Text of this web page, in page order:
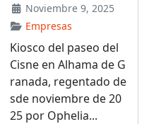
Noviembre 9, 2025
Empresas
Kiosco del paseo del
Cisne en Alhama de G
ranada, regentado de
sde noviembre de 20
25 por Ophelia...